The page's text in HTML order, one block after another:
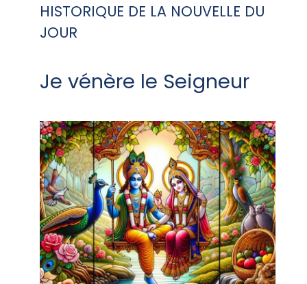
HISTORIQUE DE LA NOUVELLE DU
JOUR
Je vénère le Seigneur